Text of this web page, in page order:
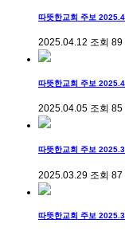
따뜻한교회 주보
2025.04.12 조회 89
따뜻한교회 주보
2025.04.05 조회 85
따뜻한교회 주보
2025.03.29 조회 87
따뜻한교회 주보